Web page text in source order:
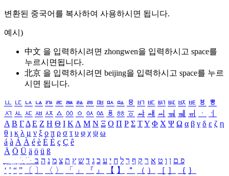
변환된 중국어를 복사하여 사용하시면 됩니다.
예시)
中文 을 입력하시려면 zhongwen을 입력하시고 space를
누르시면됩니다.
北京 을 입력하시려면 beijing을 입력하시고 space를 누르
시면 됩니다.
ㅥ ㅦ ㅧ ㅨ ㅩ ㅪ ㅫ ㅬ ㅭ ㅮ ㅯ ㅰ ㅱ ㅲ ㅳ ㅴ ㅵ ㅶ ㅷ ㅸ
ㅹ
ㅺ ㅻ ㅼ ㅽ ㅾ ㅿ ㆀ ㆁ ㆂ ㆃ ㆄ ㆅ ㆆ ㆇ ㆈ ㆉ ㆊ ㆋ ㆌ ㆍ
ㆎ
Α Β ΓΔ Ε Ζ Η Θ Ι ΚΛ Μ Ν Ξ Ο Π Ρ Σ ΤΥ Φ Χ Ψ Ω α β γ δ ε ζ η
θ ι κ λ μ ν ξ ο π ρ σ τ υ φ χ ψ ω
á à Á À é è É È ç Ç ê
Ä Ö Ü ä ö ü ß
ִֶֹ ֻּ ׁׂ פ ם ן ו ט א ר ק ף ך ל ח י ע כ ג ד ש ץ ת צ מ נ ה ב
‘ ’ “ ” 〔 〕 〈 〉 「 」 『 』 【 】 ＂ （ ） ［ ］ ｛ ｝